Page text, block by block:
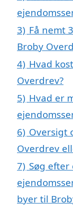
3) Få nemt
Broby
4) Hvad
Overdrev?
5) Hvad er
6) Oversigt
Overdrev
7) Søg
byer til